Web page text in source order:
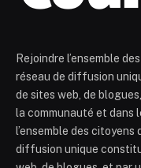
Rejoindre l’ensemble
réseau de diffusion
de sites web, de
la communauté et dans
l’ensemble des
diffusion unique